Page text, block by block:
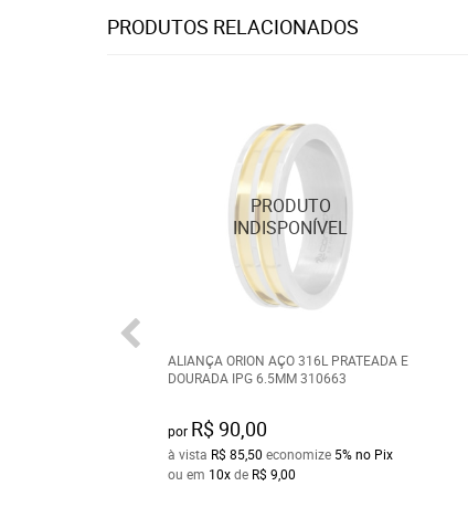
PRODUTOS RELACIONADOS
ALIANÇA ORION AÇO 316L PRATEADA E
DOURADA IPG 6.5MM 310663
por R$ 90,00
à vista R$ 85,50 economize 5%no Pix
ou em 10xde R$ 9,00